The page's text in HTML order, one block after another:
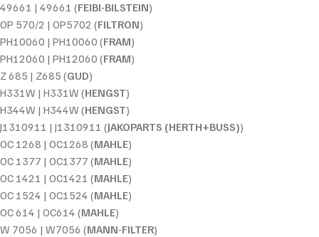
49661 | 49661 (FEIBI-BILSTEIN)
OP 570/2 | OP5702 (FILTRON)
PH10060 | PH10060 (FRAM)
PH12060 | PH12060 (FRAM)
Z 685 | Z685 (GUD)
H331W | H331W (HENGST)
H344W | H344W (HENGST)
J1310911 | J1310911 (JAKOPARTS (HERTH+BUSS))
OC 1268 | OC1268 (MAHLE)
OC 1377 | OC1377 (MAHLE)
OC 1421 | OC1421 (MAHLE)
OC 1524 | OC1524 (MAHLE)
OC 614 | OC614 (MAHLE)
W 7056 | W7056 (MANN-FILTER)